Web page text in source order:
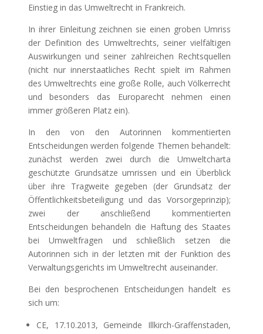
Einstieg in das Umweltrecht in Frankreich.
In ihrer Einleitung zeichnen sie einen groben Umriss
der Definition des Umweltrechts, seiner vielfältigen
Auswirkungen und seiner zahlreichen Rechtsquellen
(nicht nur innerstaatliches Recht spielt im Rahmen
des Umweltrechts eine große Rolle, auch Völkerrecht
und besonders das Europarecht nehmen einen
immer größeren Platz ein).
In den von den Autorinnen kommentierten
Entscheidungen werden folgende Themen behandelt:
zunächst werden zwei durch die Umweltcharta
geschützte Grundsätze umrissen und ein Überblick
über ihre Tragweite gegeben (der Grundsatz der
Öffentlichkeitsbeteiligung und das Vorsorgeprinzip);
zwei der anschließend kommentierten
Entscheidungen behandeln die Haftung des Staates
bei Umweltfragen und schließlich setzen die
Autorinnen sich in der letzten mit der Funktion des
Verwaltungsgerichts im Umweltrecht auseinander.
Bei den besprochenen Entscheidungen handelt es
sich um:
CE, 17.10.2013, Gemeinde Illkirch-Graffenstaden,